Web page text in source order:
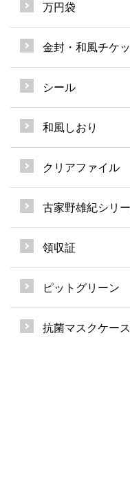
万円袋
金封・和風チケ
シール
和風しおり
クリアファイル
古家野雄紀シリ
領収証
ピットグリーン
抗菌マスクケース